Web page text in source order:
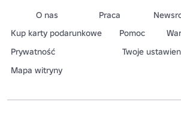
O nas Praca
Kup karty podarunkowe
Pomoc
Prywatność
Twoje
Mapa witryny